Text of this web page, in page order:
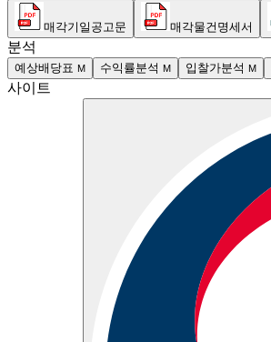
매각기일공고문 매각물건명세서
분석
예상배당표 M 수익률분석 M 입찰가분석 M
사이트